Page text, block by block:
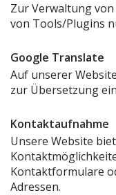
Zur Verwaltung
von Tools/Plugins
Google Translate
Auf unserer
zur Übersetzung
Kontaktaufnahme
Unsere Website
Kontaktformulare
Adressen.